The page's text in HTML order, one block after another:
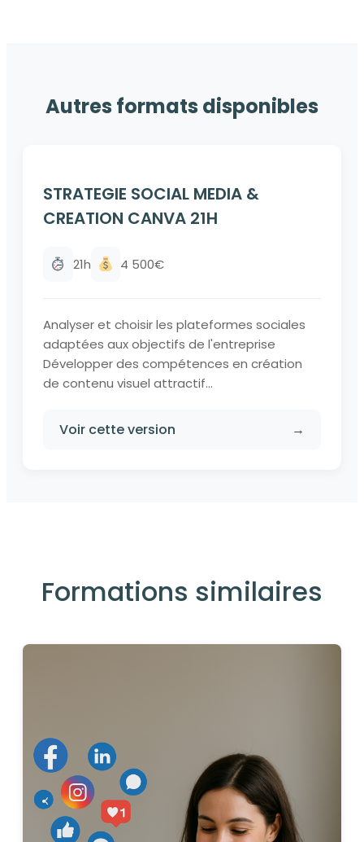
Autres formats disponibles
STRATEGIE SOCIAL MEDIA &
CREATION CANVA 21H
21h 4 500€
Analyser et choisir les plateformes sociales
adaptées aux objectifs de l'entreprise
Développer des compétences en création
de contenu visuel attractif...
Voir cette version →
Formations similaires